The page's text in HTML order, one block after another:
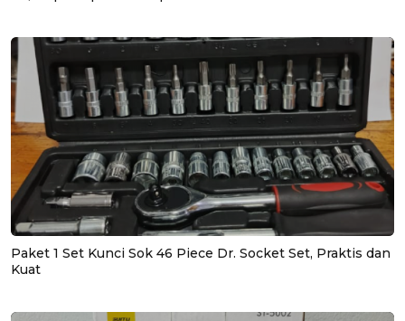
Paket 1 Set Kunci Sok 46 Piece Dr. Socket Set, Praktis dan
Kuat